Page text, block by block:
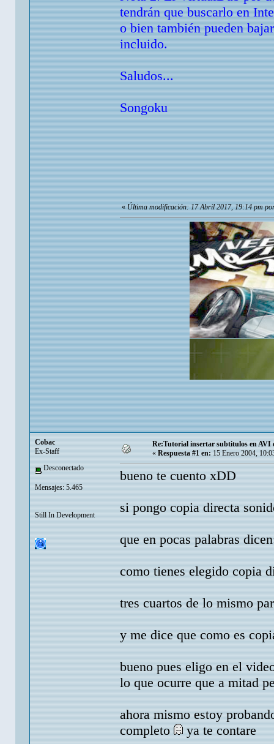
tendrán que buscarlo en
o bien también pueden
incluido.
Saludos...
Songoku
«Última modificación: 17 Abril 2017, 19:14 pm
Cobac
Ex-Staff
Desconectado
Mensajes: 5.465
Still In Development
Re:Tutorial insertar subtitulos en AVI
« Respuesta #1 en: 15 Enero 2004,
bueno te cuento xDD
si pongo copia directa
que en pocas palabras
como tienes elegido copia
tres cuartos de lo mismo
y me dice que como es
bueno pues eligo en el
lo que ocurre que a mitad
ahora mismo estoy
completo
ya te contare